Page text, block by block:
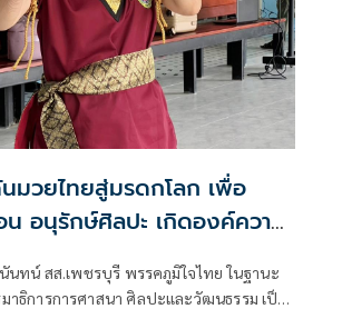
มวยไทยสู่มรดกโลก เพื่อ
อนุรักษ์ศิลปะ เกิดองค์ความ
นทน์ สส.เพชรบุรี พรรคภูมิใจไทย ในฐานะ
าธิการการศาสนา ศิลปะและวัฒนธรรม เป็น